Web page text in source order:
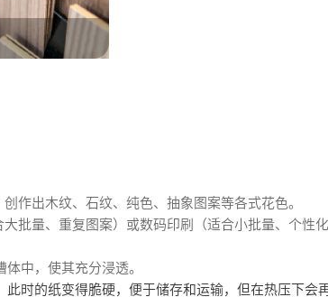
作出木纹、石纹、纯色、抽象图案等各式花色。
批量、重复图案）或数码印刷（适合小批量、个性
中，使其充分浸透。
时的纸变得脆硬，便于储存和运输，但在热压下会再